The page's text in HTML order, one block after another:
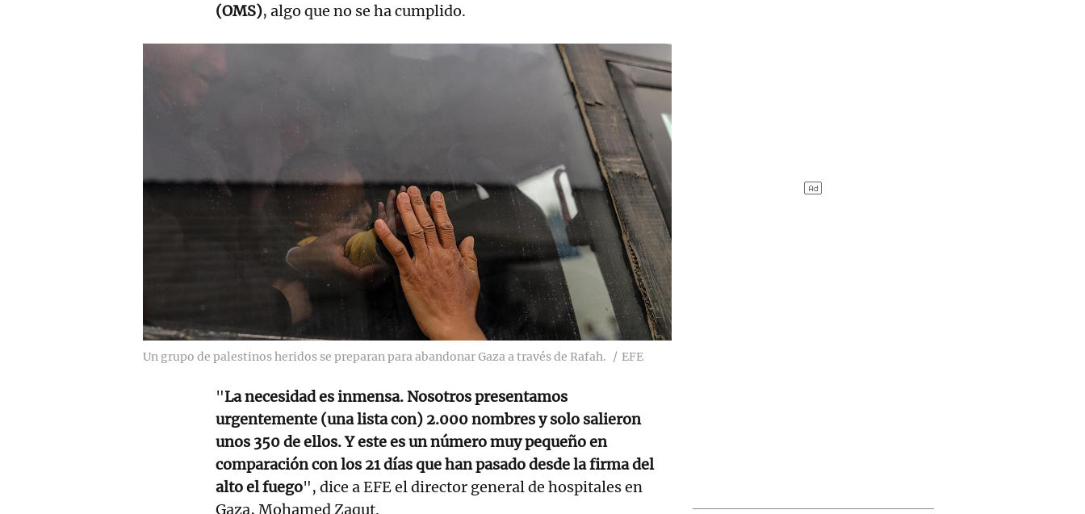
(OMS), algo que no se ha cumplido.
Un grupo de palestinos heridos se preparan para abandonar Gaza a través de Rafah. EFE
"La necesidad es inmensa. Nosotros presentamos
urgentemente (una lista con) 2.000 nombres y solo salieron
unos 350 de ellos. Y este es un número muy pequeño en
comparación con los 21 días que han pasado desde la firma del
alto el fuego", dice a EFE el director general de hospitales en
Gaza, Mohamed Zaqut.